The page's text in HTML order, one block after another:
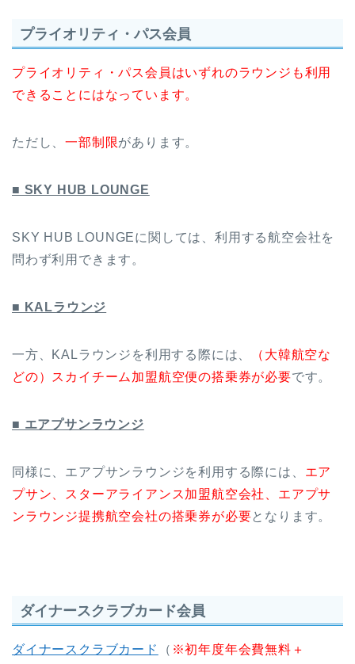
プライオリティ・パス会員
プライオリティ・パス会員はいずれのラウンジも利用
できることにはなっています。
ただし、一部制限があります。
■ SKY HUB LOUNGE
SKY HUB LOUNGEに関しては、利用する航空会社を
問わず利用できます。
■ KALラウンジ
一方、KALラウンジを利用する際には、
（大韓航空な
どの）スカイチーム加盟航空便の搭乗券が必要です。
■ エアプサンラウンジ
同様に、エアプサンラウンジを利用する際には、 エア
プサン、スターアライアンス加盟航空会社、エアプサ
ンラウンジ提携航空会社の搭乗券が必要となります。
ダイナースクラブカード会員
ダイナースクラブカード （ ※初年度年会費無料＋